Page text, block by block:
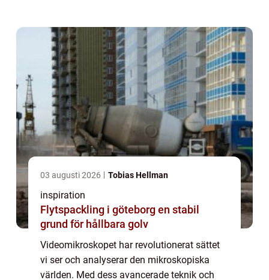
03 augusti 2026 Tobias Hellman
inspiration
Flytspackling i göteborg en stabil
grund för hållbara golv
Videomikroskopet har revolutionerat sättet
vi ser och analyserar den mikroskopiska
världen. Med dess avancerade teknik och